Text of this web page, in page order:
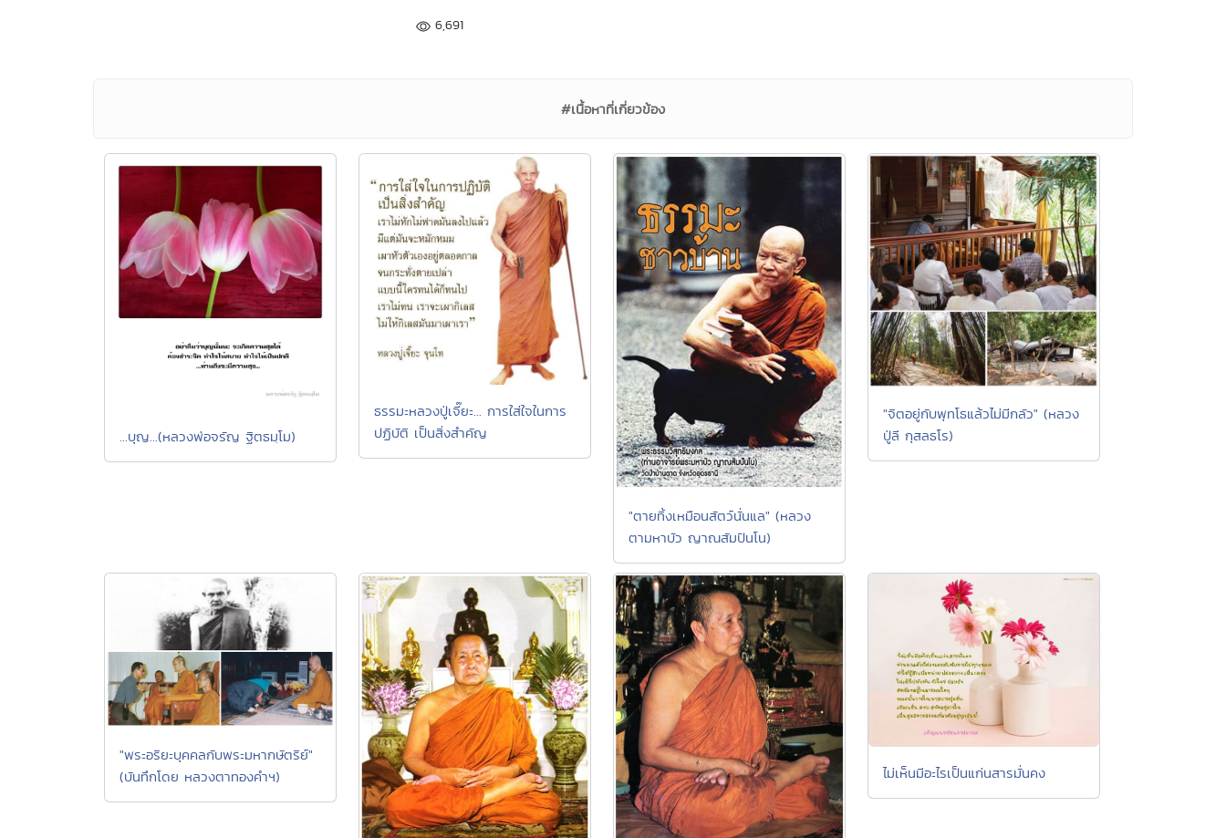
6,691
#เนื้อหาที่เกี่ยวข้อง
...บุญ...(หลวงพ่อจรัญ ฐิตธมฺโม)
ธรรมะหลวงปู่เจี๊ยะ... การใส่ใจในการ
ปฏิบัติ เป็นสิ่งสำคัญ
"ตายทิ้งเหมือนสัตว์นั่นแล" (หลวง
ตามหาบัว ญาณสัมปันโน)
"จิตอยู่กับพุทโธแล้วไม่มีกลัว" (หลวง
ปู่ลี กุสลธโร)
"พระอริยะบุคคลกับพระมหากษัตริย์"
(บันทึกโดย หลวงตาทองคำฯ)
ไม่เห็นมีอะไรเป็นแก่นสารมั่นคง